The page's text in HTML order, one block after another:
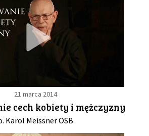
21 marca 2014
cech kobiety i mężczyzny
Karol Meissner OSB